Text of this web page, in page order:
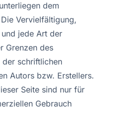
dem
Vervielfältigung,
jede Art der
Grenzen des
schriftlichen
Autors bzw. Erstellers.
Seite sind nur für
Gebrauch